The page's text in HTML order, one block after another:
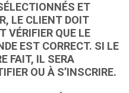
ET
LE CLIENT DOIT
VÉRIFIER QUE LE
EST CORRECT. SI LE
FAIT, IL SERA
OU À S’INSCRIRE.